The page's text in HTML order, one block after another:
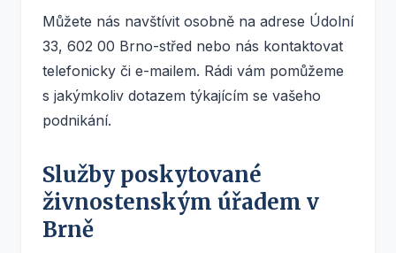
Můžete nás navštívit osobně na adrese Údolní
33, 602 00 Brno-střed nebo nás kontaktovat
telefonicky či e-mailem. Rádi vám pomůžeme
s jakýmkoliv dotazem týkajícím se vašeho
podnikání.
Služby poskytované
živnostenským úřadem v
Brně